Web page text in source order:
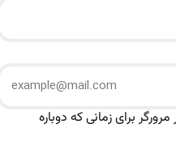
برای زمانی که دوباره